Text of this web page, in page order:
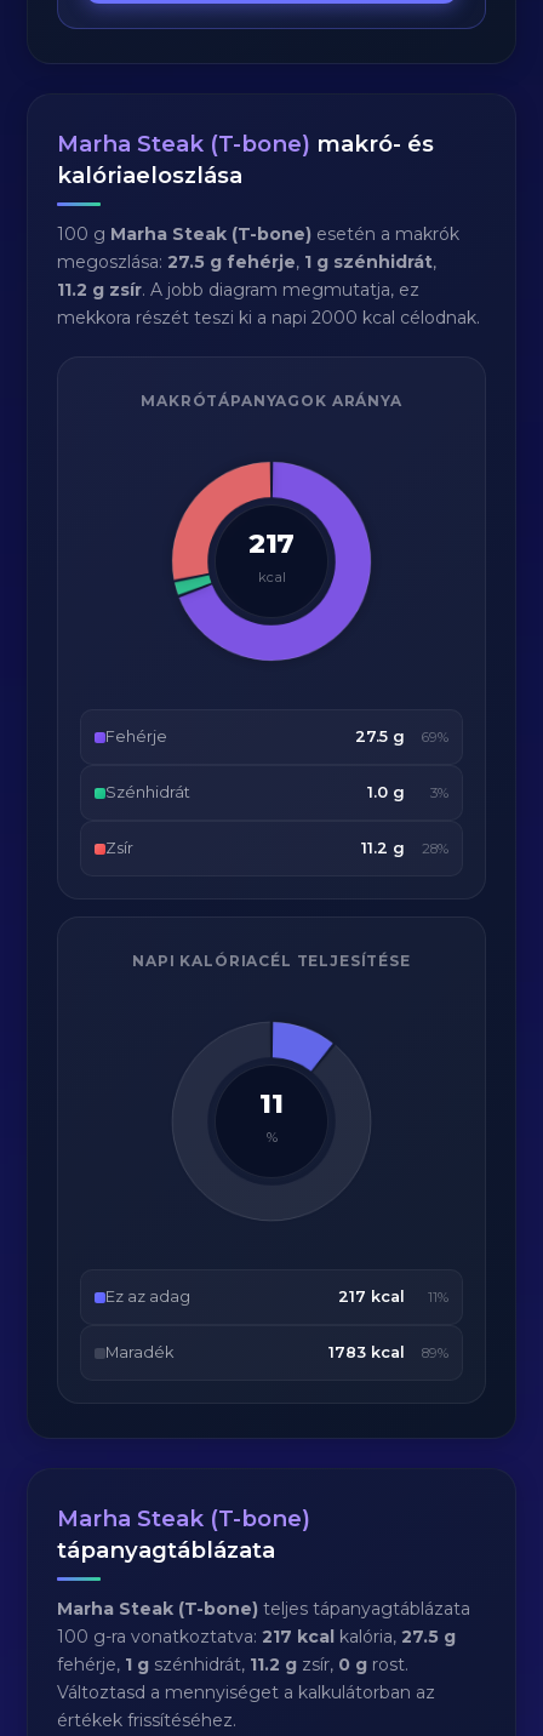
Marha Steak (T-bone) makró- és
kalóriaeloszlása
100 g Marha Steak (T-bone) esetén a makrók
megoszlása:27.5 g fehérje, 1 g szénhidrát,
11.2 g zsír. A jobb diagram megmutatja, ez
mekkora részét teszi ki a napi 2000 kcal célodnak.
MAKRÓTÁPANYAGOK ARÁNYA
217
kcal
Fehérje 27.5 g 69%
Szénhidrát 1.0 g 3%
Zsír 11.2 g 28%
NAPI KALÓRIACÉL TELJESÍTÉSE
11
%
Ez az adag 217 kcal 11%
Maradék 1783 kcal 89%
Marha Steak (T-bone)
tápanyagtáblázata
Marha Steak (T-bone) teljes tápanyagtáblázata
100 g-ra vonatkoztatva:217 kcal kalória,27.5 g
fehérje, 1 g szénhidrát, 11.2 g zsír, 0 g rost.
Változtasd a mennyiséget a kalkulátorban az
értékek frissítéséhez.